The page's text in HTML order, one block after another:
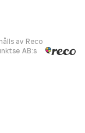
av Reco
AB:s